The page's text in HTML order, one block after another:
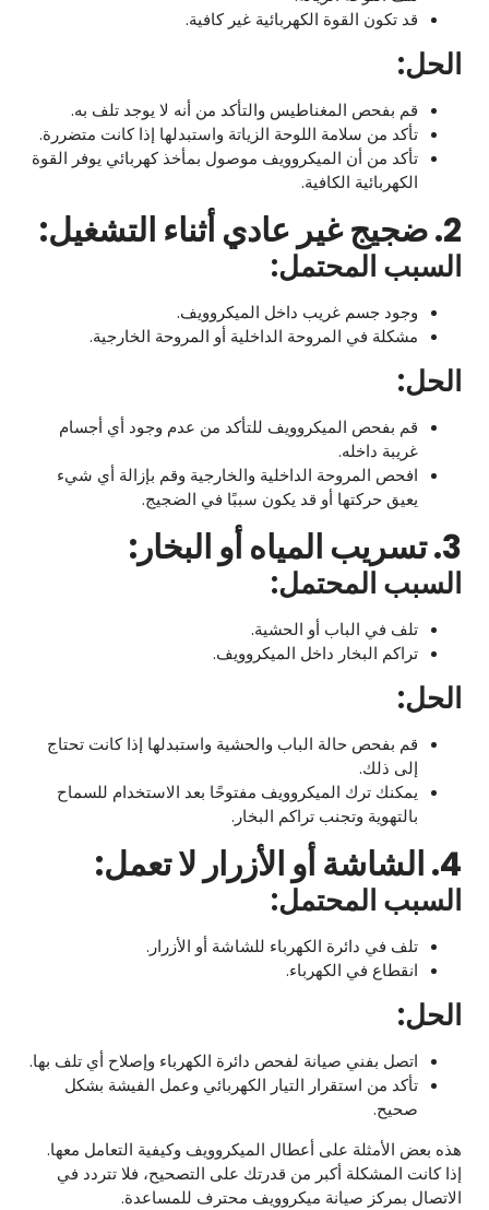
قد تكون القوة الكهربائية غير كافية.
الحل:
قم بفحص المغناطيس والتأكد من أنه لا يوجد تلف به.
تأكد من سلامة اللوحة الزياتة واستبدلها إذا كانت متضررة.
تأكد من أن الميكروويف موصول بمأخذ كهربائي يوفر القوة
الكهربائية الكافية.
2. ضجيج غير عادي أثناء التشغيل:
السبب المحتمل:
وجود جسم غريب داخل الميكروويف.
مشكلة في المروحة الداخلية أو المروحة الخارجية.
الحل:
قم بفحص الميكروويف للتأكد من عدم وجود أي أجسام
غريبة داخله.
افحص المروحة الداخلية والخارجية وقم بإزالة أي شيء
يعيق حركتها أو قد يكون سببًا في الضجيج.
3. تسريب المياه أو البخار:
السبب المحتمل:
تلف في الباب أو الحشية.
تراكم البخار داخل الميكروويف.
الحل:
قم بفحص حالة الباب والحشية واستبدلها إذا كانت تحتاج
إلى ذلك.
يمكنك ترك الميكروويف مفتوحًا بعد الاستخدام للسماح
بالتهوية وتجنب تراكم البخار.
4. الشاشة أو الأزرار لا تعمل:
السبب المحتمل:
تلف في دائرة الكهرباء للشاشة أو الأزرار.
انقطاع في الكهرباء.
الحل:
اتصل بفني صيانة لفحص دائرة الكهرباء وإصلاح أي تلف بها.
تأكد من استقرار التيار الكهربائي وعمل الفيشة بشكل
صحيح.
هذه بعض الأمثلة على أعطال الميكروويف وكيفية التعامل معها.
إذا كانت المشكلة أكبر من قدرتك على التصحيح، فلا تتردد في
الاتصال بمركز صيانة ميكروويف محترف للمساعدة.